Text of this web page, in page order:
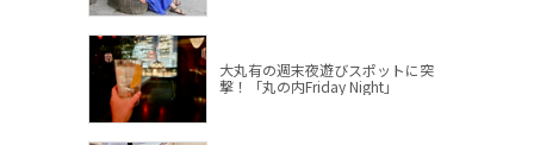
大丸有の週末夜遊びスポットに突
撃！「丸の内Friday Night」